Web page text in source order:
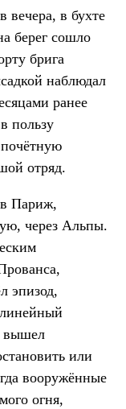
вечера, в бухте
берег сошло
брига
наблюдал
ранее
пользу
отряд.
в Париж,
через Альпы.
эпизод,
вышел
или
вооружённые
огня,